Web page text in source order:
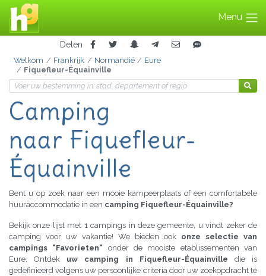
Menu
Delen
Welkom Frankrijk Normandië
Eure
Fiquefleur-Équainville
Camping
naar Fiquefleur-
Équainville
Bent u op zoek naar een mooie kampeerplaats of een comfortabele
huuraccommodatie in een camping Fiquefleur-Équainville?
Bekijk onze lijst met 1 campings in deze gemeente, u vindt zeker de
camping voor uw vakantie! We bieden ook onze selectie van
campings "Favorieten" onder de mooiste etablissementen van
Eure. Ontdek uw camping in Fiquefleur-Équainville die is
gedefinieerd volgens uw persoonlijke criteria door uw zoekopdracht te